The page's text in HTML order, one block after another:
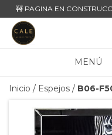
🚧 PAGINA EN
MENÚ
Inicio / Espejos / B06-